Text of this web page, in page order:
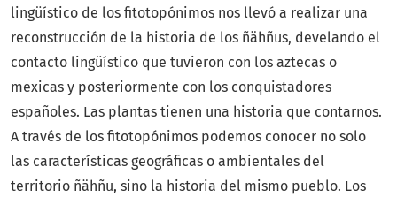
lingüístico de los fitotopónimos nos llevó a realizar una
reconstrucción de la historia de los ñähñus, develando el
contacto lingüístico que tuvieron con los aztecas o
mexicas y posteriormente con los conquistadores
españoles. Las plantas tienen una historia que contarnos.
A través de los fitotopónimos podemos conocer no solo
las características geográficas o ambientales del
territorio ñähñu, sino la historia del mismo pueblo. Los